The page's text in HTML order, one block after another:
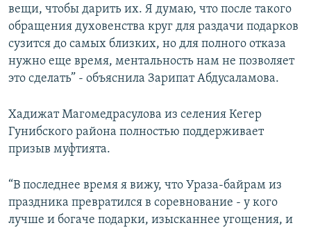
вещи, чтобы дарить их. Я думаю, что после такого
обращения духовенства круг для раздачи подарков
сузится до самых близких, но для полного отказа
нужно еще время, ментальность нам не позволяет
это сделать” - объяснила Зарипат Абдусаламова.
Хадижат Магомедрасулова из селения Кегер
Гунибского района полностью поддерживает
призыв муфтията.
“В последнее время я вижу, что Ураза-байрам из
праздника превратился в соревнование - у кого
лучше и богаче подарки, изысканнее угощения, и